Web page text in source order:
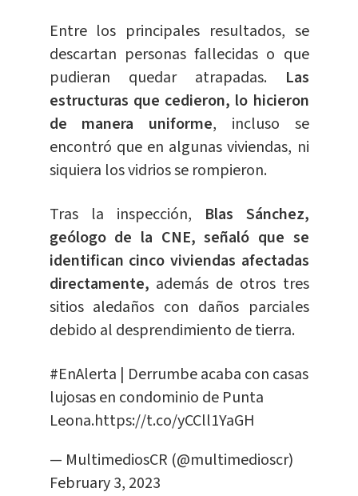
Entre los principales resultados, se
descartan personas fallecidas o que
pudieran quedar atrapadas.Las
estructuras que cedieron, lo hicieron
de manera uniforme, incluso se
encontró que en algunas viviendas, ni
siquiera los vidrios se rompieron.
Tras la inspección, Blas Sánchez,
geólogo de la CNE, señaló que se
identifican cinco viviendas afectadas
directamente, además de otros tres
sitios aledaños con daños parciales
debido al desprendimiento de tierra.
#EnAlerta | Derrumbe acaba con casas
lujosas en condominio de Punta
Leona.https://t.co/yCCll1YaGH
— MultimediosCR (@multimedioscr)
February 3, 2023